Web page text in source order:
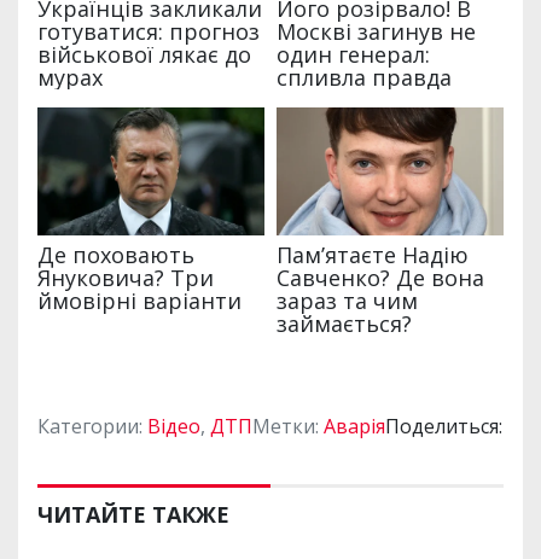
Категории: Відео, ДТПМетки: АваріяПоделиться:
ЧИТАЙТЕ ТАКЖЕ